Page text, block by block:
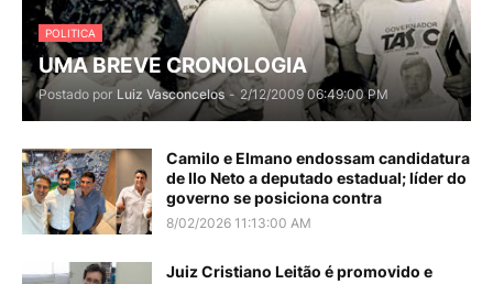
POLITICA
UMA BREVE CRONOLOGIA
Postado por Luiz Vasconcelos - 2/12/2009 06:49:00 PM
Camilo e Elmano endossam candidatura
de Ilo Neto a deputado estadual; líder do
governo se posiciona contra
8/02/2026 11:13:00 AM
Juiz Cristiano Leitão é promovido e